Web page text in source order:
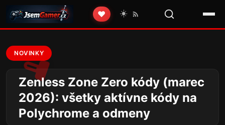
❤️ ☀️
NOVINKY
Zenless Zone Zero kódy (marec
2026): všetky aktívne kódy na
Polychrome a odmeny